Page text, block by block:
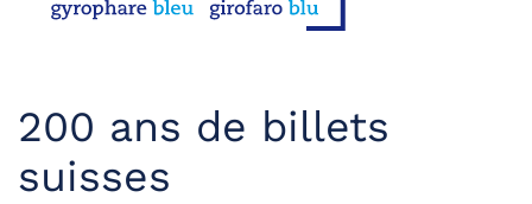
200 ans de billets
suisses